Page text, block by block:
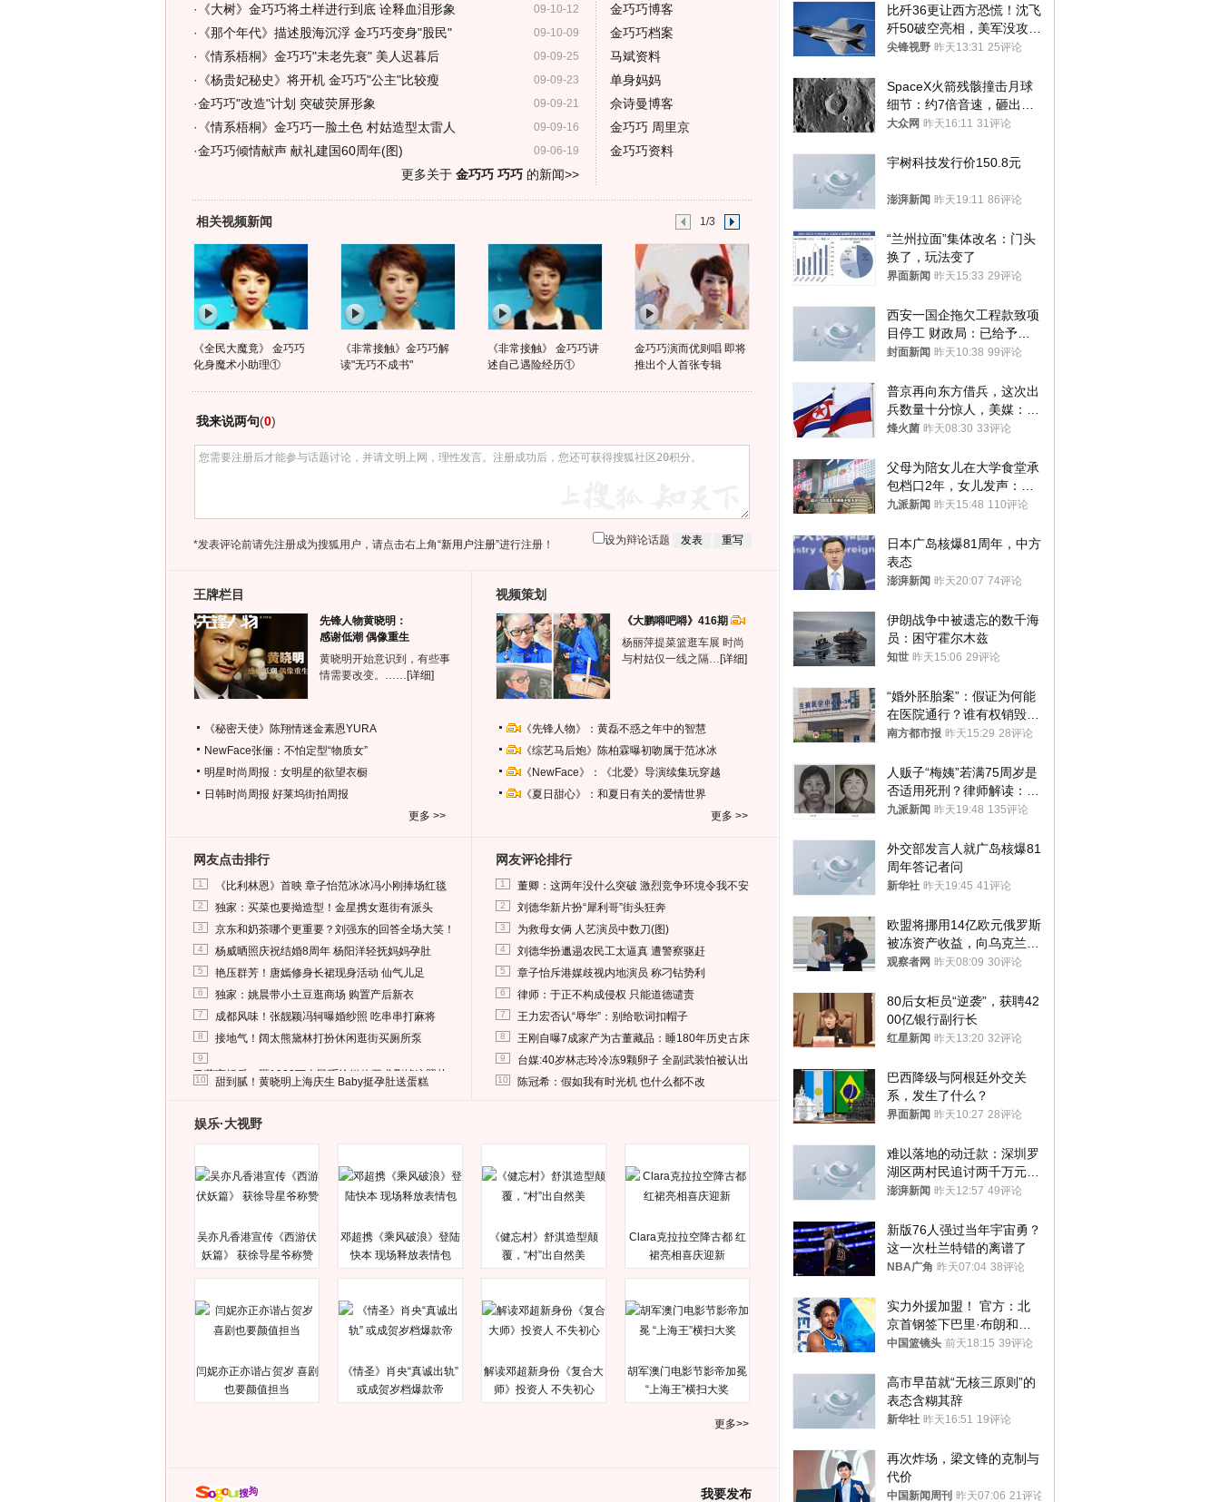
09-10-12
· 《大树》金巧巧将土样进行到底 诠释血泪形象
09-10-09
· 《那个年代》描述股海沉浮 金巧巧变身"股民"
09-09-25
· 《情系梧桐》金巧巧"未老先衰" 美人迟暮后
09-09-23
· 《杨贵妃秘史》将开机 金巧巧"公主"比较瘦
09-09-21
·金巧巧"改造"计划 突破荧屏形象
09-09-16
· 《情系梧桐》金巧巧一脸土色 村姑造型太雷人
09-06-19
·金巧巧倾情献声 献礼建国60周年(图)
更多关于 金巧巧 巧巧的新闻>>
金巧巧博客
金巧巧档案
马斌资料
单身妈妈
佘诗曼博客
金巧巧 周里京
金巧巧资料
相关视频新闻 1/3
《全民大魔竟》 金巧巧
化身魔术小助理①
《非常接触》金巧巧解
读"无巧不成书"
《非常接触》 金巧巧讲
述自己遇险经历①
金巧巧演而优则唱 即将
推出个人首张专辑
我来说两句(0)
*发表评论前请先注册成为搜狐用户，请点击右上角“新用户注册”进行注册！ 设为辩论话题
王牌栏目
先锋人物黄晓明：
感谢低潮 偶像重生
黄晓明开始意识到，有些事
情需要改变。…… [详细]
《秘密天使》陈翔情迷金素恩YURA
NewFace张俪：不怕定型“物质女”
明星时尚周报：女明星的欲望衣橱
日韩时尚周报 好莱坞街拍周报
更多 >>
视频策划
《大鹏嘚吧嘚》416期
杨丽萍提菜篮逛车展 时尚
与村姑仅一线之隔… [详细]
《先锋人物》：黄磊不惑之年中的智慧
《综艺马后炮》陈柏霖曝初吻属于范冰冰
《NewFace》：《北爱》导演续集玩穿越
《夏日甜心》：和夏日有关的爱情世界
更多 >>
网友点击排行
1 《比利林恩》首映 章子怡范冰冰冯小刚捧场红毯
2 独家：买菜也要拗造型！金星携女逛街有派头
3 京东和奶茶哪个更重要？刘强东的回答全场大笑！
4 杨威晒照庆祝结婚8周年 杨阳洋轻抚妈妈孕肚
5 艳压群芳！唐嫣修身长裙现身活动 仙气儿足
6 独家：姚晨带小土豆逛商场 购置产后新衣
7 成都风味！张靓颖冯轲曝婚纱照 吃串串打麻将
8 接地气！阔太熊黛林打扮休闲逛街买厕所泵
9
马蓉离婚后，砸1000万人民币给媒体要求删掉这照片
10 甜到腻！黄晓明上海庆生 Baby挺孕肚送蛋糕
网友评论排行
1 董卿：这两年没什么突破 激烈竞争环境令我不安
2 刘德华新片扮“犀利哥”街头狂奔
3 为救母女俩 人艺演员中数刀(图)
4 刘德华扮邋遢农民工太逼真 遭警察驱赶
5 章子怡斥港媒歧视内地演员 称刁钻势利
6 律师：于正不构成侵权 只能道德谴责
7 王力宏否认“辱华”：别给歌词扣帽子
8 王刚自曝7成家产为古董藏品：睡180年历史古床
9 台媒:40岁林志玲冷冻9颗卵子 全副武装怕被认出
10 陈冠希：假如我有时光机 也什么都不改
娱乐·大视野
吴亦凡香港宣传《西游伏
妖篇》 获徐导星爷称赞
邓超携《乘风破浪》登陆
快本 现场释放表情包
《健忘村》舒淇造型颠
覆，“村”出自然美
Clara克拉拉空降古都 红
裙亮相喜庆迎新
闫妮亦正亦谐占贺岁 喜剧
也要颜值担当
《情圣》肖央“真诚出轨”
或成贺岁档爆款帝
解读邓超新身份《复合大
师》投资人 不失初心
胡军澳门电影节影帝加冕
“上海王”横扫大奖
更多>>
我要发布
比歼36更让西方恐慌！沈飞
歼50破空亮相，美军没攻克
的技术被拿下
尖锋视野 昨天13:31 25评论
SpaceX火箭残骸撞击月球
细节：约7倍音速，砸出直
径约30米撞击坑
大众网 昨天16:11 31评论
宇树科技发行价150.8元
澎湃新闻 昨天19:11 86评论
“兰州拉面”集体改名：门头
换了，玩法变了
界面新闻 昨天15:33 29评论
西安一国企拖欠工程款致项
目停工 财政局：已给予处
分，正督促整改
封面新闻 昨天10:38 99评论
普京再向东方借兵，这次出
兵数量十分惊人，美媒：俄
朝要动真格？
烽火菌 昨天08:30 33评论
父母为陪女儿在大学食堂承
包档口2年，女儿发声：初
衷是为了陪伴，毕业后将不
九派新闻 昨天15:48 110评论
日本广岛核爆81周年，中方
表态
澎湃新闻 昨天20:07 74评论
伊朗战争中被遗忘的数千海
员：困守霍尔木兹
知世 昨天15:06 29评论
“婚外胚胎案”：假证为何能
在医院通行？谁有权销毁胚
胎？
南方都市报 昨天15:29 28评论
人贩子“梅姨”若满75周岁是
否适用死刑？律师解读：很
大概率不会被判处死刑
九派新闻 昨天19:48 135评论
外交部发言人就广岛核爆81
周年答记者问
新华社 昨天19:45 41评论
欧盟将挪用14亿欧元俄罗斯
被冻资产收益，向乌克兰提
供援助
观察者网 昨天08:09 30评论
80后女柜员“逆袭”，获聘42
00亿银行副行长
红星新闻 昨天13:20 32评论
巴西降级与阿根廷外交关
系，发生了什么？
界面新闻 昨天10:27 28评论
难以落地的动迁款：深圳罗
湖区两村民追讨两千万元动
迁款八年未果
澎湃新闻 昨天12:57 49评论
新版76人强过当年宇宙勇？
这一次杜兰特错的离谱了
NBA广角 昨天07:04 38评论
实力外援加盟！ 官方：北
京首钢签下巴里·布朗和桑
普森
中国篮镜头 前天18:15 39评论
高市早苗就“无核三原则”的
表态含糊其辞
新华社 昨天16:51 19评论
再次炸场，梁文锋的克制与
代价
中国新闻周刊 昨天07:06 21评论